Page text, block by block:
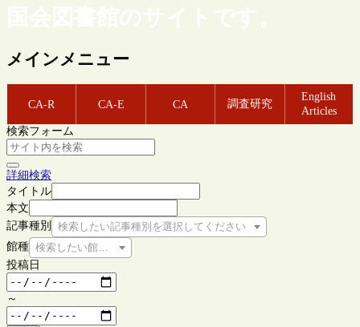
国会図書館のサイトです。
メインメニュー
CA-R CA-E CA 調査研究
English
Articles
検索フォーム
詳細検索
タイトル
本文
記事種別
検索したい記事種別を選択してください
館種 検索したい館種を選択してください
投稿日
～